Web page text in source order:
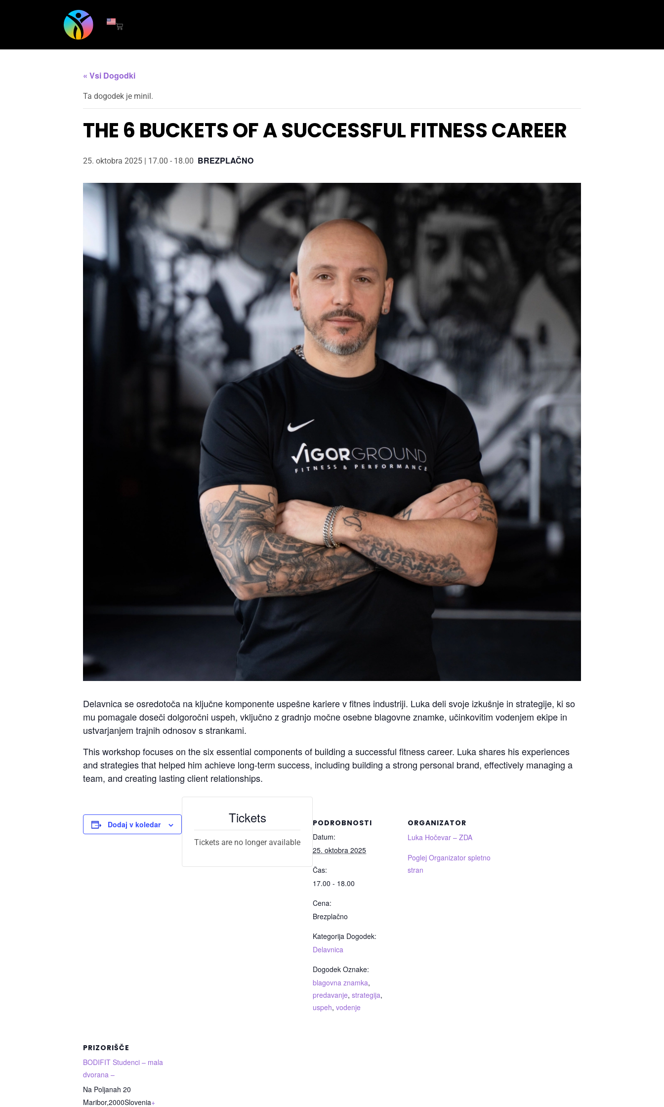
« Vsi Dogodki
Ta dogodek je minil.
THE 6 BUCKETS OF A SUCCESSFUL FITNESS CAREER
25. oktobra 2025 | 17.00 - 18.00 BREZPLAČNO
Delavnica se osredotoča na ključne komponente uspešne kariere v fitnes industriji. Luka deli svoje izkušnje in strategije, ki so
mu pomagale doseči dolgoročni uspeh, vključno z gradnjo močne osebne blagovne znamke, učinkovitim vodenjem ekipe in
ustvarjanjem trajnih odnosov s strankami.
This workshop focuses on the six essential components of building a successful fitness career. Luka shares his experiences
and strategies that helped him achieve long-term success, including building a strong personal brand, effectively managing a
team, and creating lasting client relationships.
Dodaj v koledar
PODROBNOSTI
Datum:
25. oktobra 2025
Čas:
17.00 - 18.00
Cena:
Brezplačno
Kategorija Dogodek:
Delavnica
Dogodek Oznake:
blagovna znamka,
predavanje, strategija,
uspeh, vodenje
ORGANIZATOR
Luka Hočevar – ZDA
Poglej Organizator spletno
stran
PRIZORIŠČE
BODIFIT Studenci – mala
dvorana –
Na Poljanah 20
Maribor,2000Slovenia+
Tickets
Tickets are no longer available